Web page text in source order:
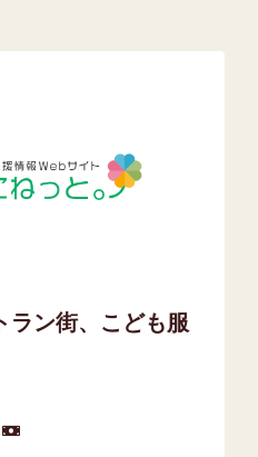
ラン街、こども服